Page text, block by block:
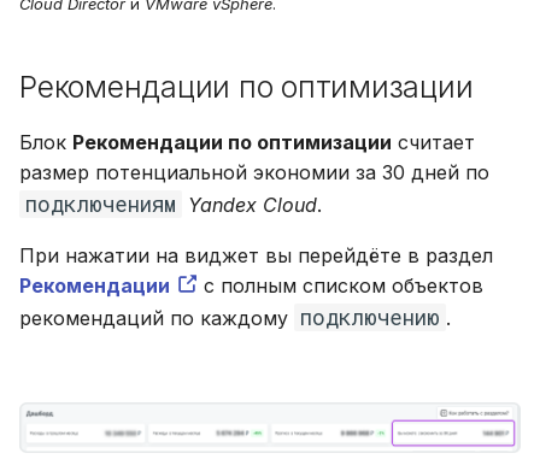
Cloud Directorи VMware vSphere.
Рекомендации по оптимизации
Блок Рекомендации по оптимизации считает
размер потенциальной экономии за 30 дней по
подключениям Yandex Cloud.
При нажатии на виджет вы перейдёте в раздел
Рекомендации
с полным списком объектов
рекомендаций по каждому подключению .